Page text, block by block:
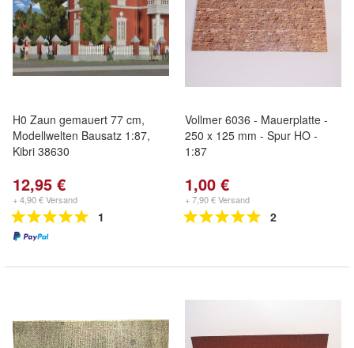
H0 Zaun gemauert 77 cm,
Modellwelten Bausatz 1:87,
Kibri 38630
12,95 €
+ 4,90 € Versand
1
Vollmer 6036 - Mauerplatte -
250 x 125 mm - Spur HO -
1:87
1,00 €
+ 7,90 € Versand
2